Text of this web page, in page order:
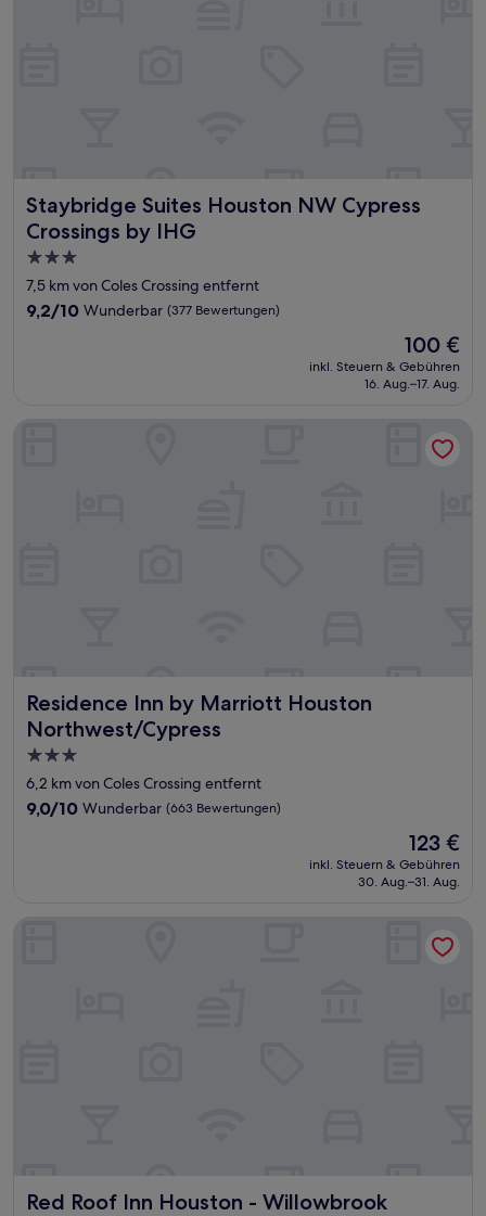
Staybridge Suites Houston NW Cypress
Crossings by IHG
Staybridge Suites Houston NW Cypress Crossings by IHG
3.0-
Sterne-
Unterkunft
7,5 km von Coles Crossing entfernt
9.2
9,2/10 Wunderbar (377 Bewertungen)
Der
Preis
beträgt
100 €
inkl. Steuern & Gebühren
16. Aug.–17. Aug.
Residence Inn by Marriott Houston
Northwest/Cypress
Residence Inn by Marriott Houston Northwest/Cypress
3.0-
Sterne-
Unterkunft
6,2 km von Coles Crossing entfernt
9.0
9,0/10 Wunderbar (663 Bewertungen)
Der
Preis
beträgt
123 €
inkl. Steuern & Gebühren
30. Aug.–31. Aug.
Residence Inn by Marriott Houston Northwest/Cypress
Red Roof Inn Houston - Willowbrook
Red Roof Inn Houston - Willowbrook